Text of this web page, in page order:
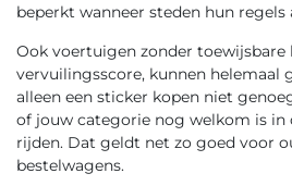
beperkt wanneer steden hun regels
Ook voertuigen zonder toewijsbare
vervuilingsscore, kunnen helemaal
alleen een sticker kopen niet
of jouw categorie nog welkom is in
rijden. Dat geldt net zo goed voor
bestelwagens.